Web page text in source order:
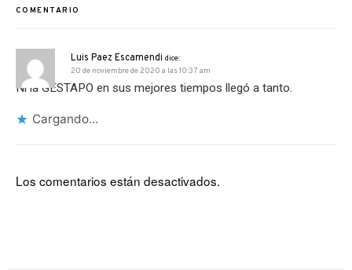
COMENTARIO
Luis Paez Escamendi dice:
20 de noviembre de 2020 a las 10:37 am
Ni la GESTAPO en sus mejores tiempos llegó a tanto.
Cargando...
Los comentarios están desactivados.